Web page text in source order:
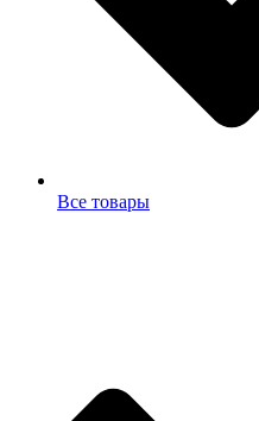
Все товары